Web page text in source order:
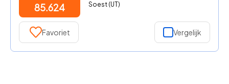
85.624 Soest (UT)
Favoriet Vergelijk